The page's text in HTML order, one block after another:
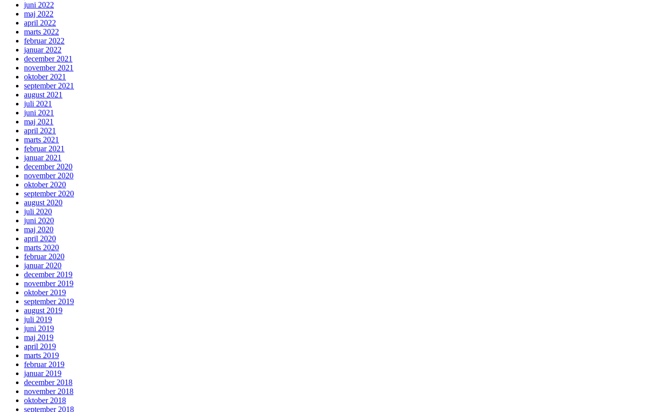
juni 2022
maj 2022
april 2022
marts 2022
februar 2022
januar 2022
december 2021
november 2021
oktober 2021
september 2021
august 2021
juli 2021
juni 2021
maj 2021
april 2021
marts 2021
februar 2021
januar 2021
december 2020
november 2020
oktober 2020
september 2020
august 2020
juli 2020
juni 2020
maj 2020
april 2020
marts 2020
februar 2020
januar 2020
december 2019
november 2019
oktober 2019
september 2019
august 2019
juli 2019
juni 2019
maj 2019
april 2019
marts 2019
februar 2019
januar 2019
december 2018
november 2018
oktober 2018
september 2018